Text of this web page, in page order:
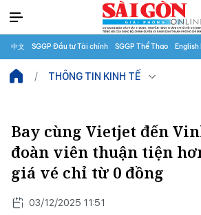
中文 SGGP Đầu tư Tài chính SGGP Thể Thao
THÔNG TIN KINH TẾ
Bay cùng Vietjet đến
đoàn viên thuận tiện
giá vé chỉ từ 0 đồng
03/12/2025 11:51